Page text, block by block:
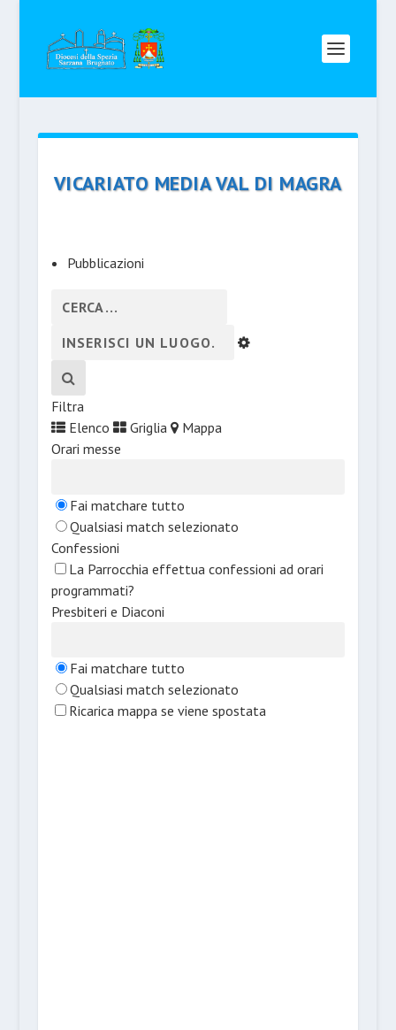
VICARIATO MEDIA VAL DI MAGRA
Pubblicazioni
Filtra
Elenco
Griglia
Mappa
Orari messe
Fai matchare tutto
Qualsiasi match selezionato
Confessioni
La Parrocchia effettua confessioni ad orari
programmati?
Presbiteri e Diaconi
Fai matchare tutto
Qualsiasi match selezionato
Ricarica mappa se viene spostata